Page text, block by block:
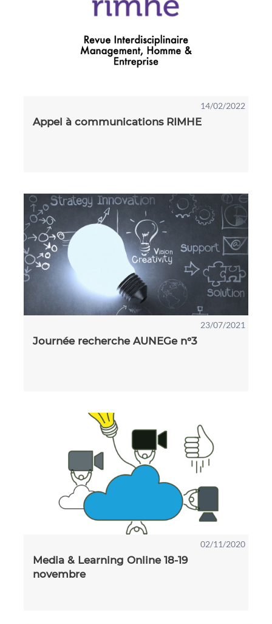
14/02/2022
Appel à communications RIMHE
23/07/2021
Journée recherche AUNEGe n°3
02/11/2020
Media & Learning Online 18-19
novembre